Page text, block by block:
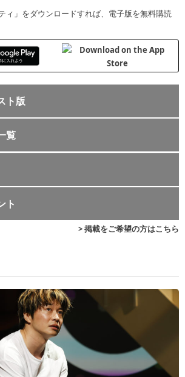
ィ」をダウンロードすれば、電子版を無料購読
ト版
覧
ト
> 掲載をご希望の方はこちら